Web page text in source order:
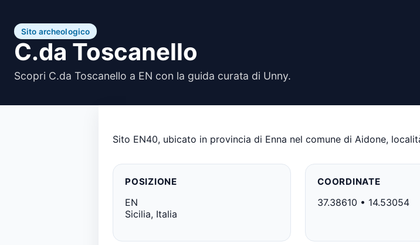
Sito archeologico
C.da Toscanello
Scopri C.da Toscanello a EN con la guida curata di Unny.
Sito EN40, ubicato in provincia di Enna nel comune di Aidone,
POSIZIONE
EN
Sicilia, Italia
COORDINATE
37.38610 • 14.53054